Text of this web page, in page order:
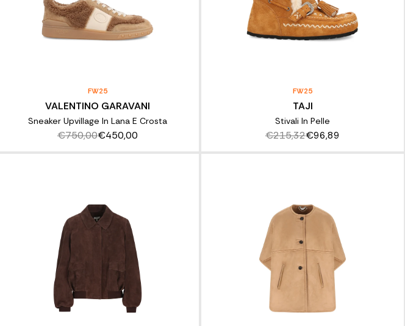
FW25
VALENTINO GARAVANI
Sneaker Upvillage In Lana E Crosta
€750,00€450,00
FW25
TAJI
Stivali In Pelle
€215,32€96,89